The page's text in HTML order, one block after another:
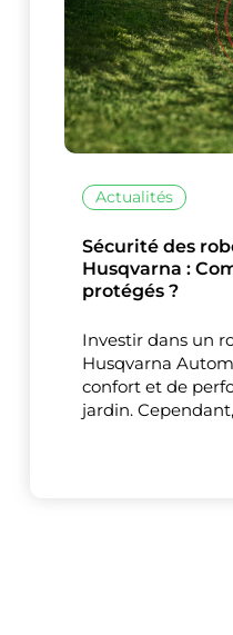
Actualités
Sécurité des
Husqvarna :
protégés ?
Investir dans un
Husqvarna
confort et de
jardin.